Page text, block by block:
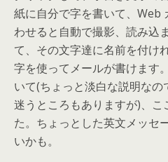
紙に自分で字を書いて、Web
わせると自動で撮影、読み込
て、その文字達に名前を付け
字を使ってメールが書けます
いて(ちょっと淡白な説明な
迷うところもありますが)、
た。ちょっとした英文メッセ
いかも。